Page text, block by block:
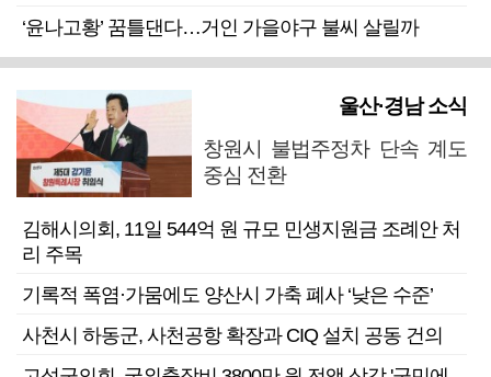
‘윤나고황’ 꿈틀댄다…거인 가을야구 불씨 살릴까
울산·경남 소식
창원시 불법주정차 단속 계도
중심 전환
김해시의회, 11일 544억 원 규모 민생지원금 조례안 처
리 주목
기록적 폭염·가뭄에도 양산시 가축 폐사 ‘낮은 수준’
사천시 하동군, 사천공항 확장과 CIQ 설치 공동 건의